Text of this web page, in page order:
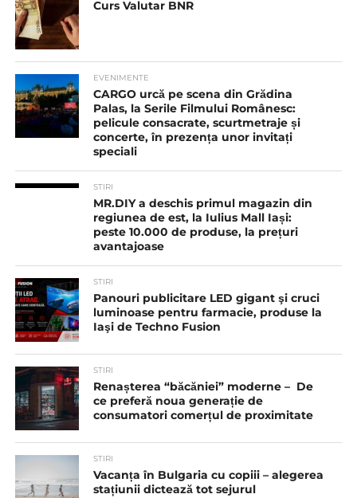
Curs Valutar BNR
EVENIMENTE
CARGO urcă pe scena din Grădina
Palas, la Serile Filmului Românesc:
pelicule consacrate, scurtmetraje și
concerte, în prezența unor invitați
speciali
STIRI
MR.DIY a deschis primul magazin din
regiunea de est, la Iulius Mall Iași:
peste 10.000 de produse, la prețuri
avantajoase
STIRI
Panouri publicitare LED gigant şi cruci
luminoase pentru farmacie, produse la
Iaşi de Techno Fusion
STIRI
Renașterea “băcăniei” moderne – De
ce preferă noua generație de
consumatori comerțul de proximitate
STIRI
Vacanța în Bulgaria cu copiii – alegerea
stațiunii dictează tot sejurul